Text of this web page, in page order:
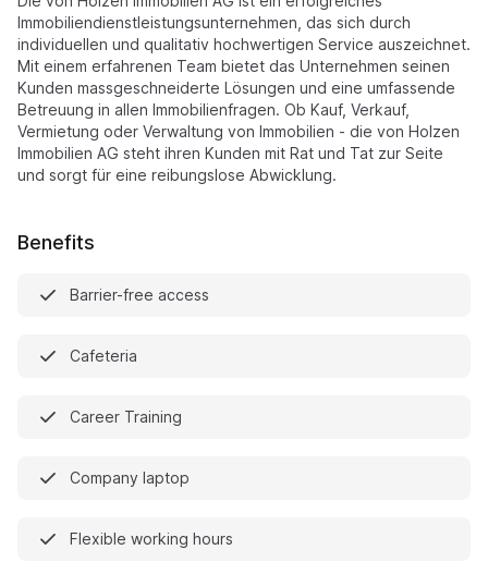
Immobiliendienstleistungsunternehmen, das sich durch
individuellen und qualitativ hochwertigen Service auszeichnet.
Mit einem erfahrenen Team bietet das Unternehmen seinen
Kunden massgeschneiderte Lösungen und eine umfassende
Betreuung in allen Immobilienfragen. Ob Kauf, Verkauf,
Vermietung oder Verwaltung von Immobilien - die von Holzen
Immobilien AG steht ihren Kunden mit Rat und Tat zur Seite
und sorgt für eine reibungslose Abwicklung.
Benefits
Barrier-free access
Cafeteria
Career Training
Company laptop
Flexible working hours